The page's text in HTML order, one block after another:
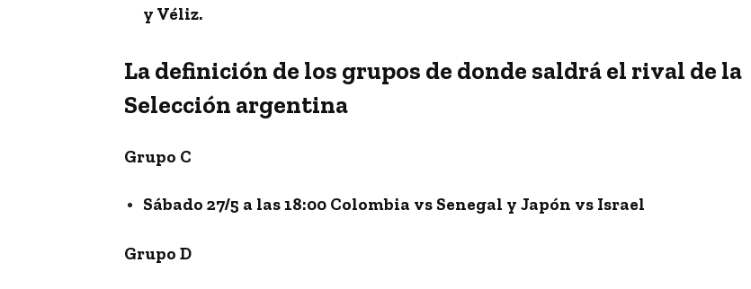
y Véliz.
La definición de los grupos de donde saldrá el rival de la
Selección argentina
Grupo C
Sábado 27/5 a las 18:00 Colombia vs Senegal y Japón vs Israel
Grupo D